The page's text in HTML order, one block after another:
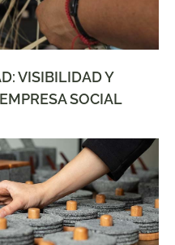
VISIBILIDAD Y
SOCIAL